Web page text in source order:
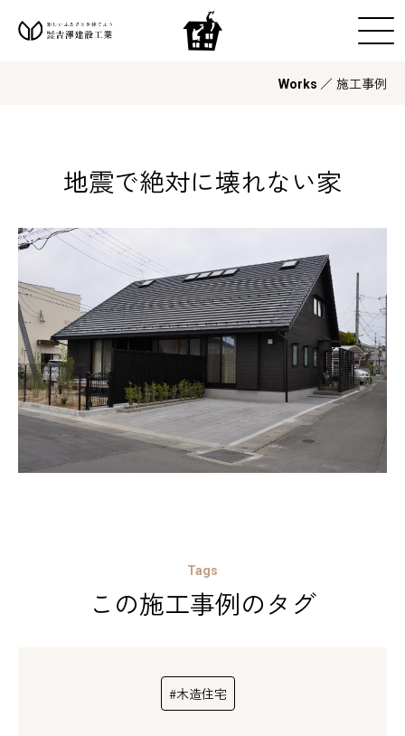
Works ／ 施工事例
地震で絶対に壊れない家
Tags
この施工事例のタグ
#木造住宅